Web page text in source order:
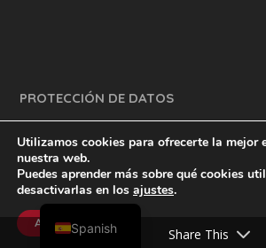
PROTECCIÓN DE DATOS
inventtatte es Marketing Online Sevilla
Utilizamos cookies para ofrecerte la mejor
nuestra web.
Puedes aprender más sobre qué cookies
desactivarlas en los ajustes.
Aceptar
Share This
Spanish
English